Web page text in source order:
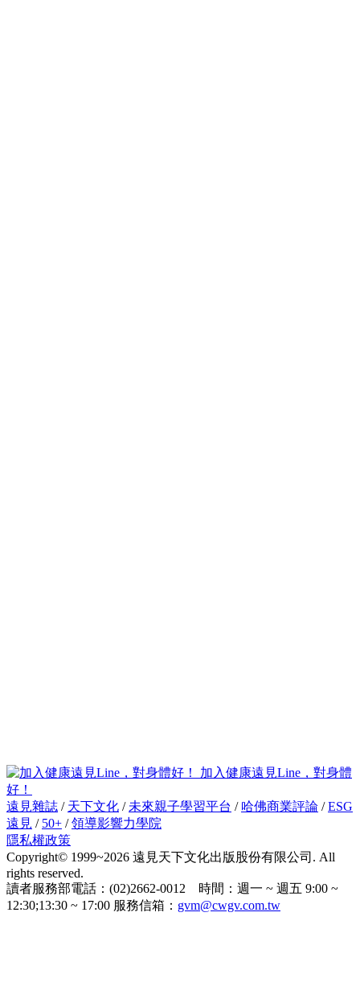
加入健康遠見Line，對身體
好！
遠見雜誌 / 天下文化 / 未來親子學習平台 / 哈佛商業評論 /ESG
遠見 / 50+ /領導影響力學院
隱私權政策
Copyright© 1999~2026 遠見天下文化出版股份有限公司. All
rights reserved.
讀者服務部電話：(02)2662-0012 時間：週一 ~ 週五 9:00 ~
12:30;13:30 ~ 17:00 服務信箱： gvm@cwgv.com.tw